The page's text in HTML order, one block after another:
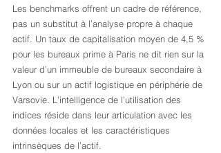
Les benchmarks offrent un cadre de référence,
pas un substitut à l’analyse propre à chaque
actif. Un taux de capitalisation moyen de 4,5 %
pour les bureaux prime à Paris ne dit rien sur la
valeur d’un immeuble de bureaux secondaire à
Lyon ou sur un actif logistique en périphérie de
Varsovie. L’intelligence de l’utilisation des
indices réside dans leur articulation avec les
données locales et les caractéristiques
intrinsèques de l’actif.